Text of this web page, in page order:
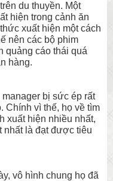
du thuyền. Một
hiện trong cảnh ăn
xuất hiện một cách
nên các bộ phim
quảng cáo thái quá
hàng.
bị sức ép rất
Chính vì thế, họ về tìm
xuất hiện nhiều nhất,
nhất là đạt được tiêu
vô hình chung họ đã